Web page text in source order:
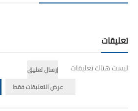
تعليقات
ليست هناك تعليقات
إرسال تعليق
عرض التعليقات فقط